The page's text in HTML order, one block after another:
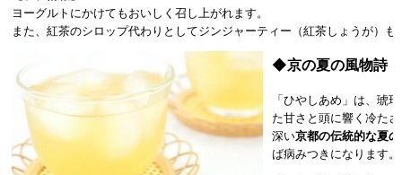
ヨーグルトにかけてもおいしく召し上がれます。
また、紅茶のシロップ代わりとしてジンジャーティー（紅茶しょうが）も
◆京の夏の風物詩
「ひやしあめ」は、琥
た甘さと頭に響く冷た
深い京都の伝統的な夏
ば病みつきになります。